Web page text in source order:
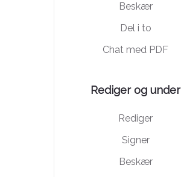
Beskær
Del i to
Chat med PDF
Rediger og under
Rediger
Signer
Beskær